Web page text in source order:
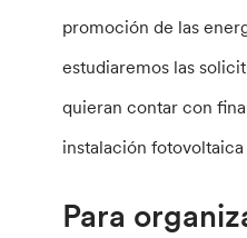
promoción de las
estudiaremos las
quieran contar con
instalación fotovoltaica
Para